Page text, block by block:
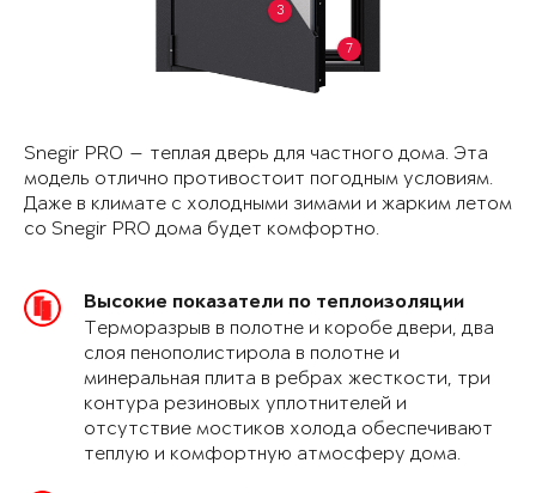
3
7
Snegir PRO — теплая дверь для частного дома. Эта
модель отлично противостоит погодным условиям.
Даже в климате с холодными зимами и жарким летом
со Snegir PRO дома будет комфортно.
Высокие показатели по теплоизоляции
Терморазрыв в полотне и коробе двери, два
слоя пенополистирола в полотне и
минеральная плита в ребрах жесткости, три
контура резиновых уплотнителей и
отсутствие мостиков холода обеспечивают
теплую и комфортную атмосферу дома.